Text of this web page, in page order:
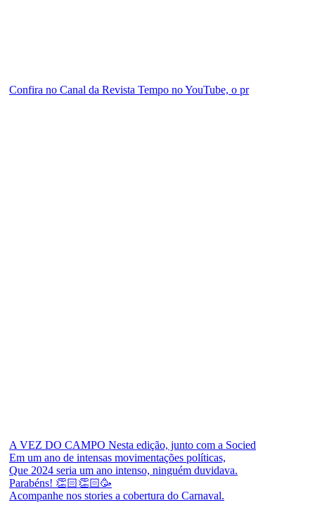
Confira no Canal da Revista Tempo no YouTube, o pr
A VEZ DO CAMPO Nesta edição, junto com a Socied
Em um ano de intensas movimentações políticas,
Que 2024 seria um ano intenso, ninguém duvidava.
Parabéns! 👏🏻👏🏻🥳
Acompanhe nos stories a cobertura do Carnaval.